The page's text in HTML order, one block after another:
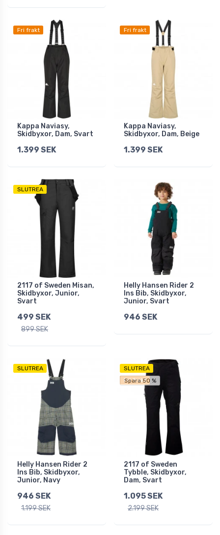
Fri frakt
Kappa Naviasy,
Skidbyxor, Dam, Svart
1.399 SEK
Fri frakt
Kappa Naviasy,
Skidbyxor, Dam, Beige
1.399 SEK
SLUTREA
2117 of Sweden Misan,
Skidbyxor, Junior,
Svart
499 SEK
899 SEK
Helly Hansen Rider 2
Ins Bib, Skidbyxor,
Junior, Svart
946 SEK
SLUTREA
Helly Hansen Rider 2
Ins Bib, Skidbyxor,
Junior, Navy
946 SEK
1.199 SEK
SLUTREA
Fri frakt
Spara 50 %
2117 of Sweden
Tybble, Skidbyxor,
Dam, Svart
1.095 SEK
2.199 SEK